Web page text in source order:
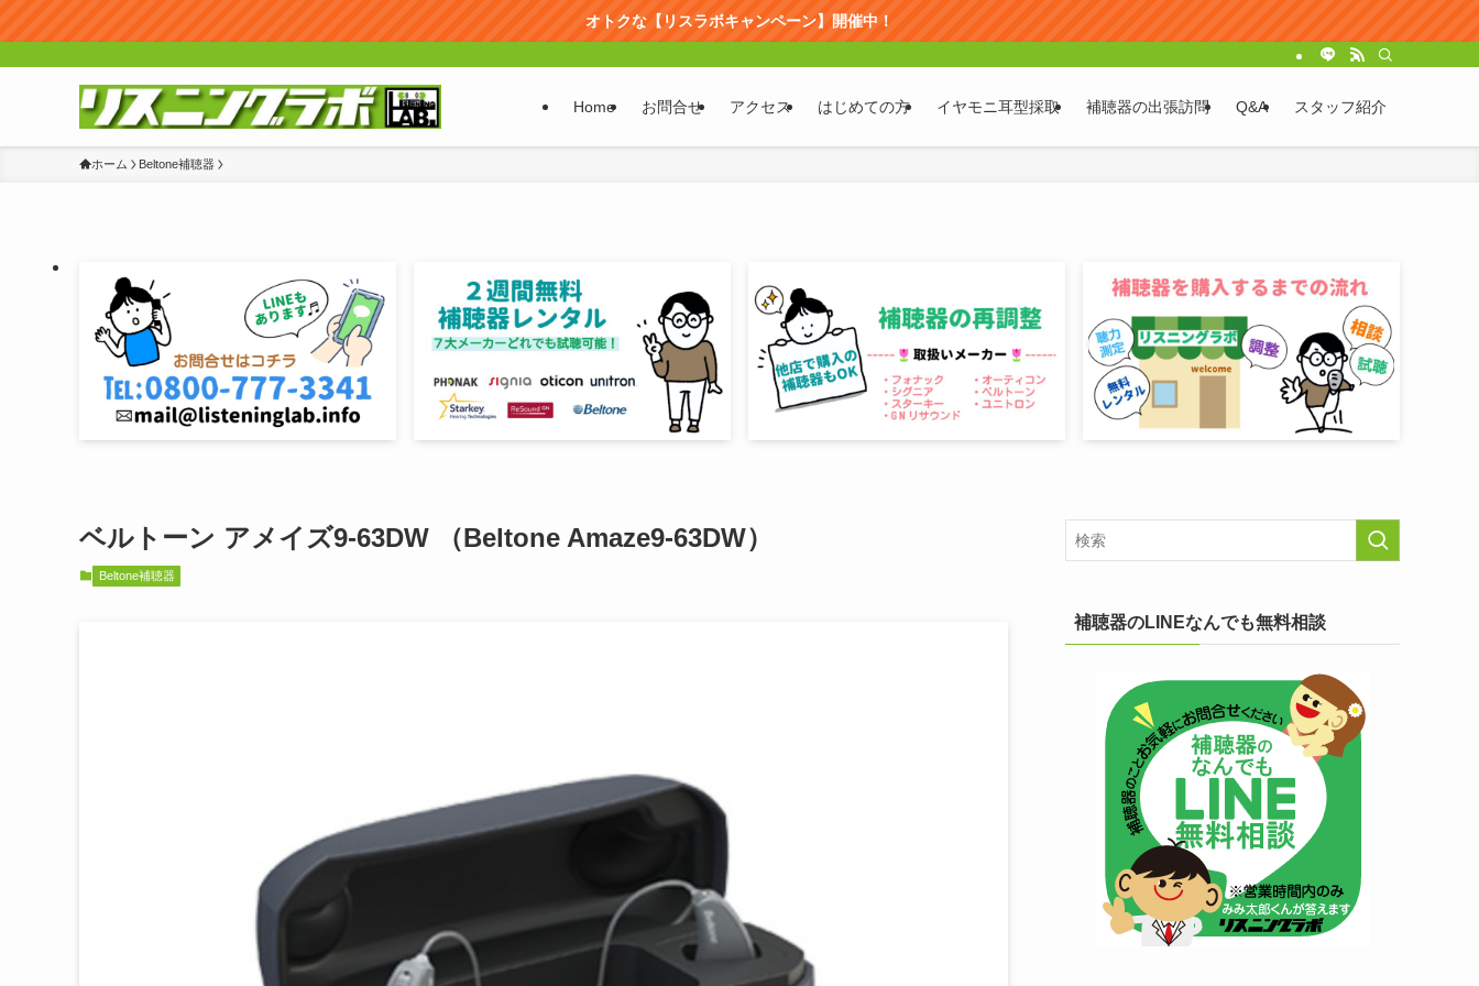
オトクな【リスラボキャンペーン】開催中！
Home お問合せ アクセス はじめての方 イヤモニ耳型採取 補聴器の出張訪問 Q&A スタッフ紹介
ホーム Beltone補聴器
ベルトーン アメイズ9-63DW （Beltone Amaze9-63DW）
Beltone補聴器
補聴器のLINEなんでも無料相談